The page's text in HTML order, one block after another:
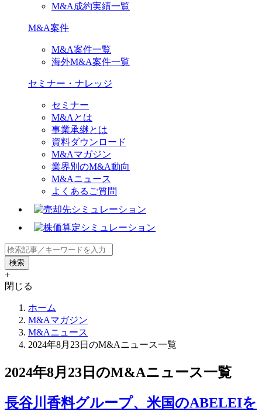
M&A成約実績一覧
M&A案件
M&A案件一覧
海外M&A案件一覧
セミナー・ナレッジ
セミナー
M&Aとは
事業承継とは
資料ダウンロード
M&Aマガジン
業界別のM&A動向
M&Aニュース
よくあるご質問
+
閉じる
ホーム
M&Aマガジン
M&Aニュース
2024年8月23日のM&Aニュース一覧
2024年8月23日のM&Aニュース一覧
長谷川香料グループ、米国のABELEIを